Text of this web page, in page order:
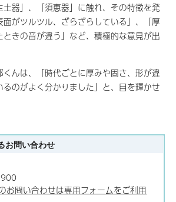
土器」、「須恵器」に触れ、その特徴を発
がツルツル、ざらざらしている」、「厚
きの音が違う」など、積極的な意見が出
んは、「時代ごとに厚みや固さ、形が違
るのがよく分かりました」と、目を輝かせ
お問い合わせ
お問い合わせは専用フォームをご利用